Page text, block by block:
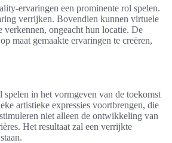
ervaringen een prominente rol spelen.
verrijken. Bovendien kunnen virtuele
verkennen, ongeacht hun locatie. De
maat gemaakte ervaringen te creëren,
spelen in het vormgeven van de toekomst
artistieke expressies voortbrengen, die
niet alleen de ontwikkeling van
Het resultaat zal een verrijkte